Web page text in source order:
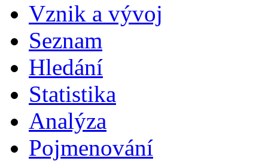
Vznik a vývoj
Seznam
Hledání
Statistika
Analýza
Pojmenování